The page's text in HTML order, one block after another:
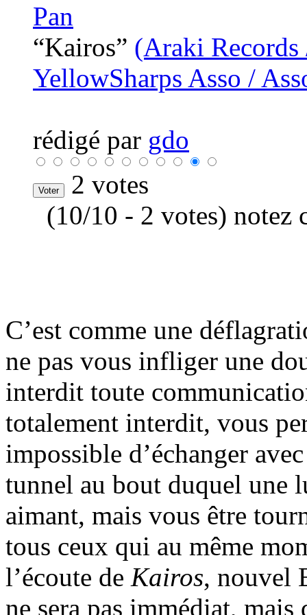
Pan
“Kairos” (Araki Records
YellowSharps Asso /
rédigé par gdo
2 votes
(10/10 - 2 votes) notez
C’est comme une
ne pas vous infliger une
interdit toute
totalement interdit, vous
impossible d’échanger
tunnel au bout duquel une
aimant, mais vous être
tous ceux qui au même
l’écoute de Kairos, nouvel
ne sera pas immédiat,